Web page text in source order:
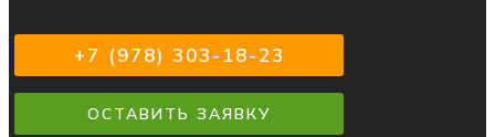
+7 (978) 303-18-23
ОСТАВИТЬ ЗАЯВКУ